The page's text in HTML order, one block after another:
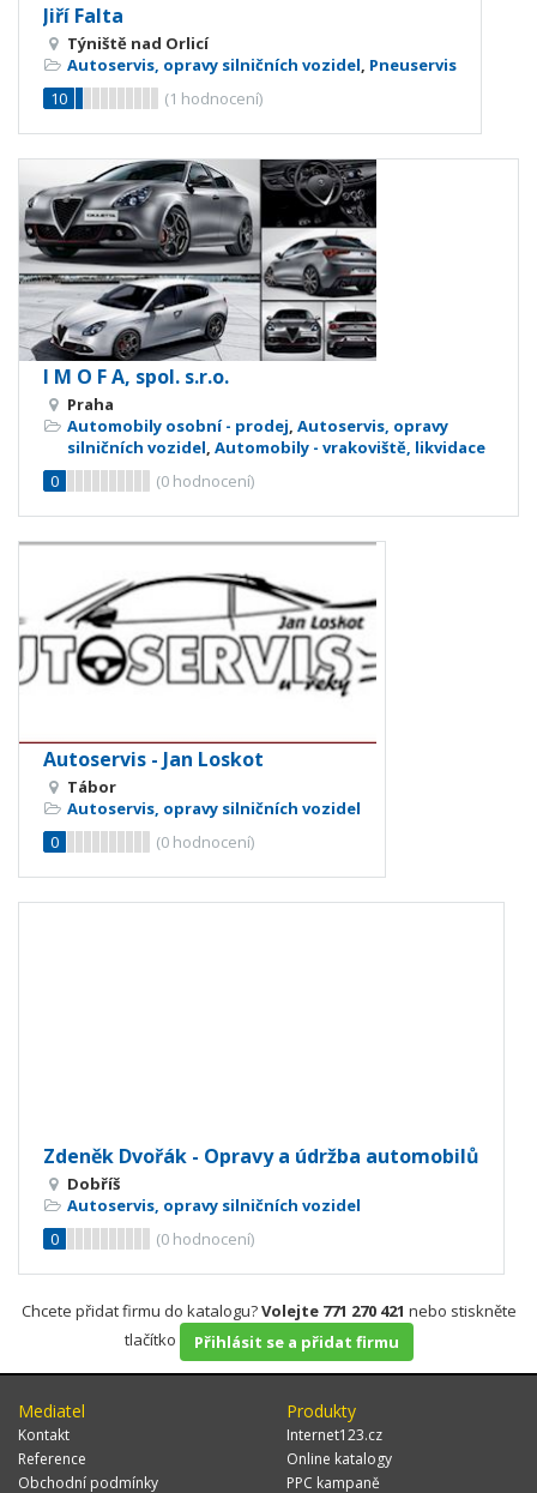
Jiří Falta
Týniště nad Orlicí
Autoservis, opravy silničních vozidel, Pneuservis
10
(1 hodnocení)
I M O F A, spol. s.r.o.
Praha
Automobily osobní - prodej, Autoservis, opravy
silničních vozidel, Automobily - vrakoviště, likvidace
0
(0 hodnocení)
Autoservis - Jan Loskot
Tábor
Autoservis, opravy silničních vozidel
0
(0 hodnocení)
Zdeněk Dvořák - Opravy a údržba automobilů
Dobříš
Autoservis, opravy silničních vozidel
0
(0 hodnocení)
Chcete přidat firmu do katalogu?Volejte 771 270 421 nebo stiskněte
tlačítko
Přihlásit se a přidat firmu
Mediatel
Kontakt
Reference
Obchodní podmínky
Produkty
Internet123.cz
Online katalogy
PPC kampaně